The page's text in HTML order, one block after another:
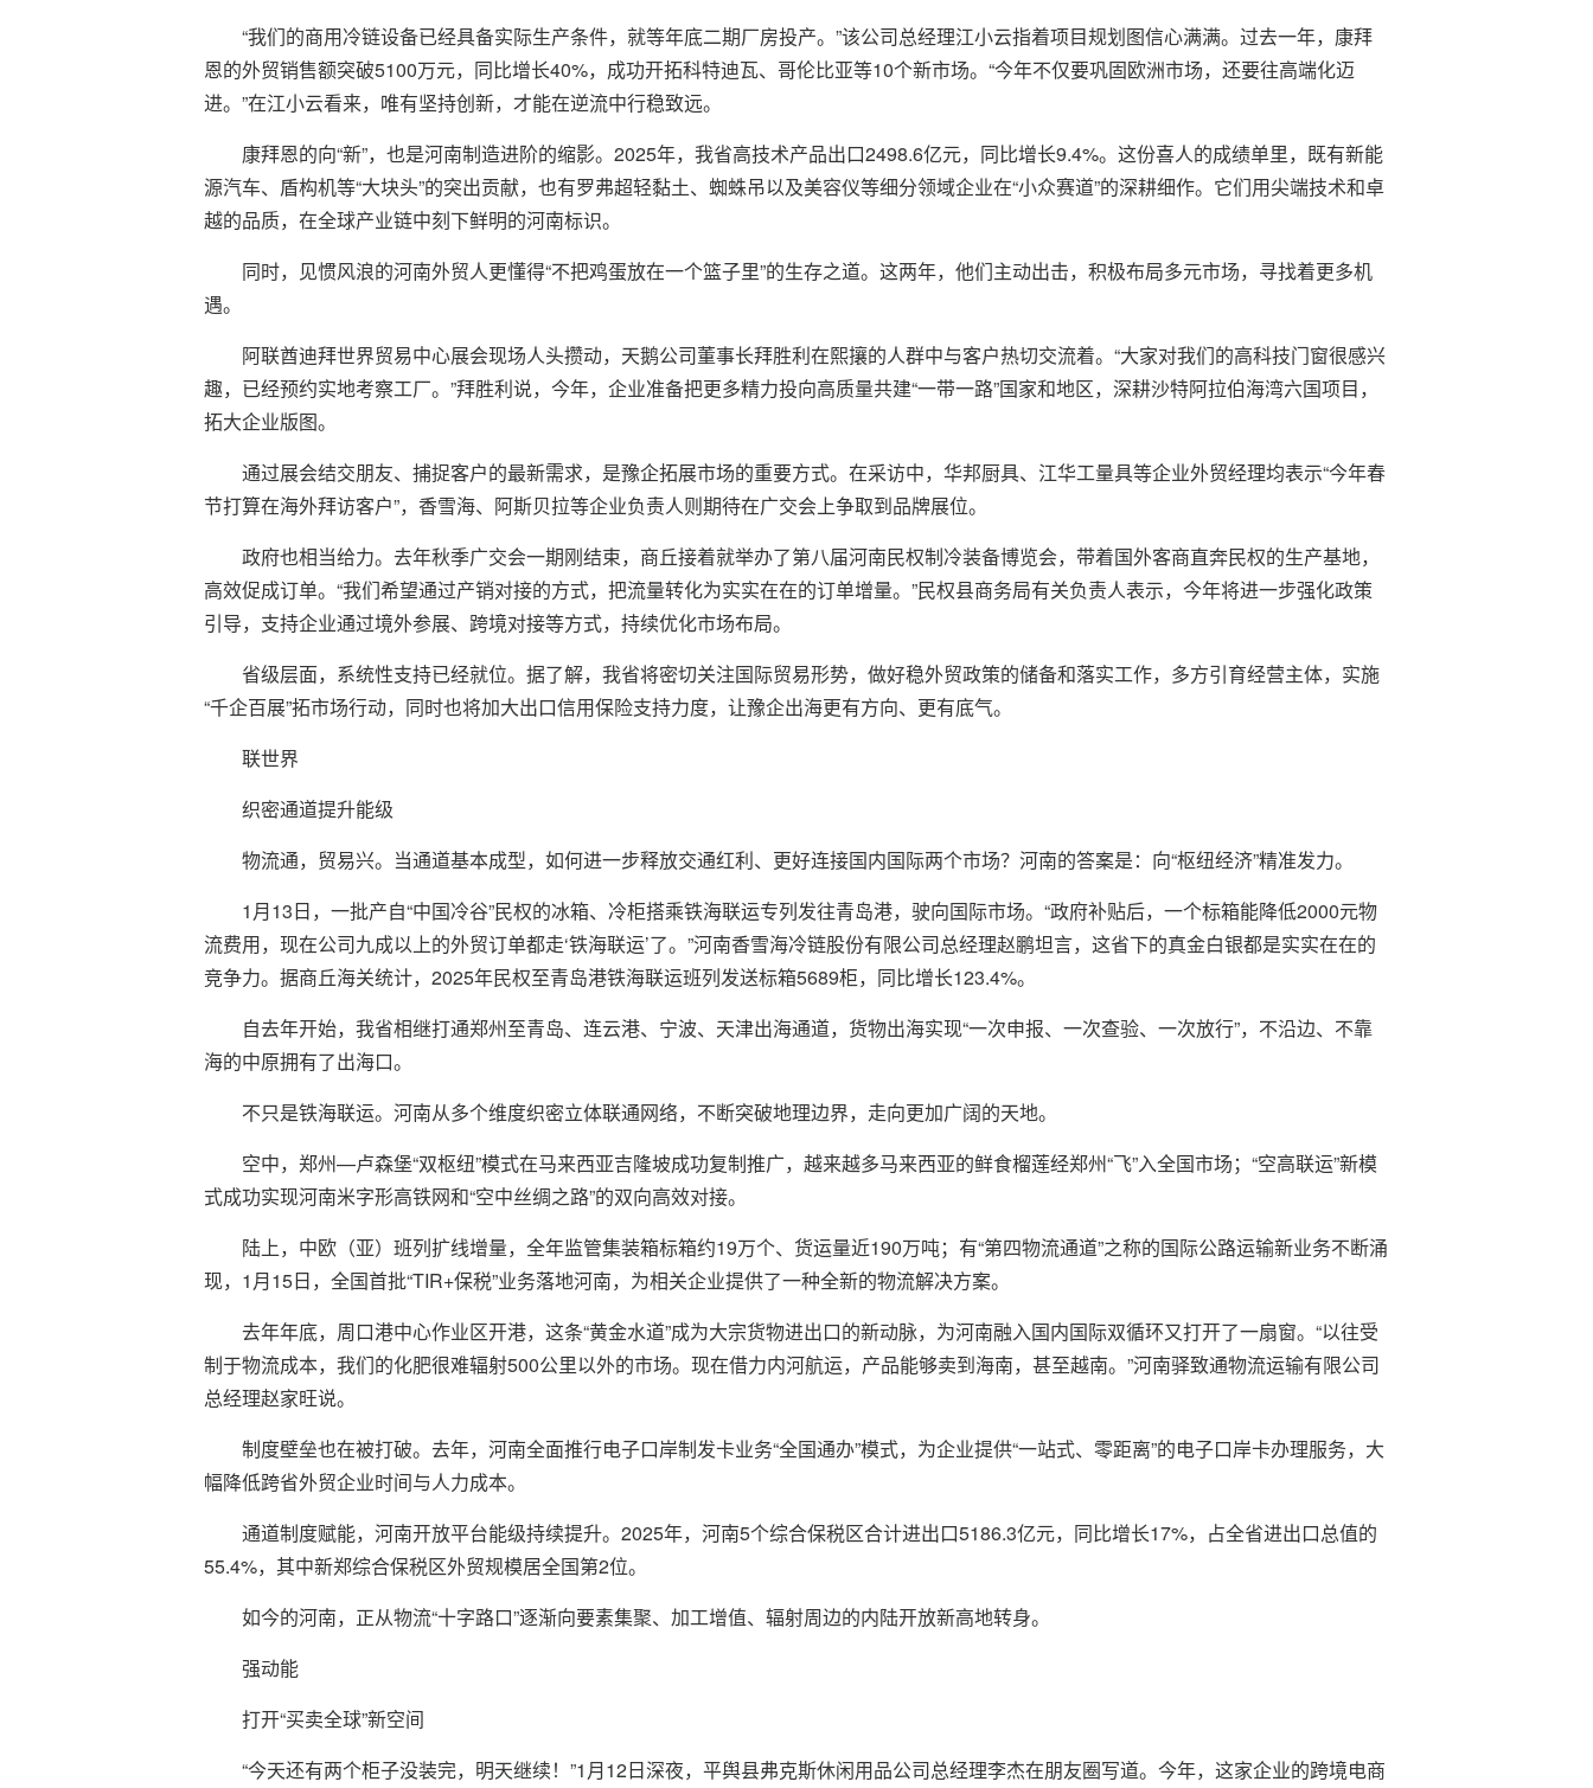
“我们的商用冷链设备已经具备实际生产条件，就等年底二期厂房投产。”该公司总经理江小云指着项目规划图信心满满。过去一年，康拜
恩的外贸销售额突破5100万元，同比增长40%，成功开拓科特迪瓦、哥伦比亚等10个新市场。“今年不仅要巩固欧洲市场，还要往高端化迈
进。”在江小云看来，唯有坚持创新，才能在逆流中行稳致远。
康拜恩的向“新”，也是河南制造进阶的缩影。2025年，我省高技术产品出口2498.6亿元，同比增长9.4%。这份喜人的成绩单里，既有新能
源汽车、盾构机等“大块头”的突出贡献，也有罗弗超轻黏土、蜘蛛吊以及美容仪等细分领域企业在“小众赛道”的深耕细作。它们用尖端技术和卓
越的品质，在全球产业链中刻下鲜明的河南标识。
同时，见惯风浪的河南外贸人更懂得“不把鸡蛋放在一个篮子里”的生存之道。这两年，他们主动出击，积极布局多元市场，寻找着更多机
遇。
阿联酋迪拜世界贸易中心展会现场人头攒动，天鹅公司董事长拜胜利在熙攘的人群中与客户热切交流着。“大家对我们的高科技门窗很感兴
趣，已经预约实地考察工厂。”拜胜利说，今年，企业准备把更多精力投向高质量共建“一带一路”国家和地区，深耕沙特阿拉伯海湾六国项目，
拓大企业版图。
通过展会结交朋友、捕捉客户的最新需求，是豫企拓展市场的重要方式。在采访中，华邦厨具、江华工量具等企业外贸经理均表示“今年春
节打算在海外拜访客户”，香雪海、阿斯贝拉等企业负责人则期待在广交会上争取到品牌展位。
政府也相当给力。去年秋季广交会一期刚结束，商丘接着就举办了第八届河南民权制冷装备博览会，带着国外客商直奔民权的生产基地，
高效促成订单。“我们希望通过产销对接的方式，把流量转化为实实在在的订单增量。”民权县商务局有关负责人表示，今年将进一步强化政策
引导，支持企业通过境外参展、跨境对接等方式，持续优化市场布局。
省级层面，系统性支持已经就位。据了解，我省将密切关注国际贸易形势，做好稳外贸政策的储备和落实工作，多方引育经营主体，实施
“千企百展”拓市场行动，同时也将加大出口信用保险支持力度，让豫企出海更有方向、更有底气。
联世界
织密通道提升能级
物流通，贸易兴。当通道基本成型，如何进一步释放交通红利、更好连接国内国际两个市场？河南的答案是：向“枢纽经济”精准发力。
1月13日，一批产自“中国冷谷”民权的冰箱、冷柜搭乘铁海联运专列发往青岛港，驶向国际市场。“政府补贴后，一个标箱能降低2000元物
流费用，现在公司九成以上的外贸订单都走‘铁海联运’了。”河南香雪海冷链股份有限公司总经理赵鹏坦言，这省下的真金白银都是实实在在的
竞争力。据商丘海关统计，2025年民权至青岛港铁海联运班列发送标箱5689柜，同比增长123.4%。
自去年开始，我省相继打通郑州至青岛、连云港、宁波、天津出海通道，货物出海实现“一次申报、一次查验、一次放行”，不沿边、不靠
海的中原拥有了出海口。
不只是铁海联运。河南从多个维度织密立体联通网络，不断突破地理边界，走向更加广阔的天地。
空中，郑州—卢森堡“双枢纽”模式在马来西亚吉隆坡成功复制推广，越来越多马来西亚的鲜食榴莲经郑州“飞”入全国市场；“空高联运”新模
式成功实现河南米字形高铁网和“空中丝绸之路”的双向高效对接。
陆上，中欧（亚）班列扩线增量，全年监管集装箱标箱约19万个、货运量近190万吨；有“第四物流通道”之称的国际公路运输新业务不断涌
现，1月15日，全国首批“TIR+保税”业务落地河南，为相关企业提供了一种全新的物流解决方案。
去年年底，周口港中心作业区开港，这条“黄金水道”成为大宗货物进出口的新动脉，为河南融入国内国际双循环又打开了一扇窗。“以往受
制于物流成本，我们的化肥很难辐射500公里以外的市场。现在借力内河航运，产品能够卖到海南，甚至越南。”河南驿致通物流运输有限公司
总经理赵家旺说。
制度壁垒也在被打破。去年，河南全面推行电子口岸制发卡业务“全国通办”模式，为企业提供“一站式、零距离”的电子口岸卡办理服务，大
幅降低跨省外贸企业时间与人力成本。
通道制度赋能，河南开放平台能级持续提升。2025年，河南5个综合保税区合计进出口5186.3亿元，同比增长17%，占全省进出口总值的
55.4%，其中新郑综合保税区外贸规模居全国第2位。
如今的河南，正从物流“十字路口”逐渐向要素集聚、加工增值、辐射周边的内陆开放新高地转身。
强动能
打开“买卖全球”新空间
“今天还有两个柜子没装完，明天继续！”1月12日深夜，平舆县弗克斯休闲用品公司总经理李杰在朋友圈写道。今年，这家企业的跨境电商